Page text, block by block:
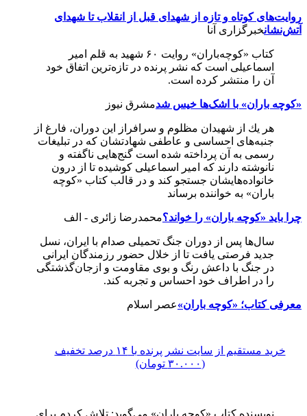
روایت‌های کوتاه و تازه از شهدای قبل از انقلاب تا شهدای
آتش‌نشانخبرگزاری آنا
کتاب «کوچه‌باران» روایت ۶۰ شهید به قلم امیر
اسماعیلی است که نشر پرنده در تازه‌ترین اتفاق خود
آن را منتشر کرده است.
«کوچه‌ باران» با اشک‌ها خیس شدمشرق نیوز
هر یك از شهیدان مظلوم و سرافراز این دوران، فارغ از
جنبه‌های احساسی و عاطفی شهادتشان كه در تبلیغات
رسمی به آن پرداخته شده است گنج‌هایی ناگفته و
نانوشته دارند كه امیر اسماعیلی كوشیده تا از درون
خانواده‌هایشان جستجو كند و در قالب كتاب «كوچه
باران» به خواننده برساند
چرا باید «كوچه باران» را خواند؟محمدرضا زائری - الف
سال‌ها پس از دوران جنگ تحمیلی صدام با ایران، نسل
جدید فرصتی یافت تا از خلال حضور رزمندگان ایرانی
در جنگ با داعش رنگ و بوی مقاومت و ازجان‌گذشتگی
را در اطراف خود احساس و تجربه كند.
معرفی کتاب؛ «كوچه باران»عصر اسلام
خرید مستقیم از سایت نشر پرنده با ۱۴ درصد تخفیف
(۳۰.۰۰۰ تومان)